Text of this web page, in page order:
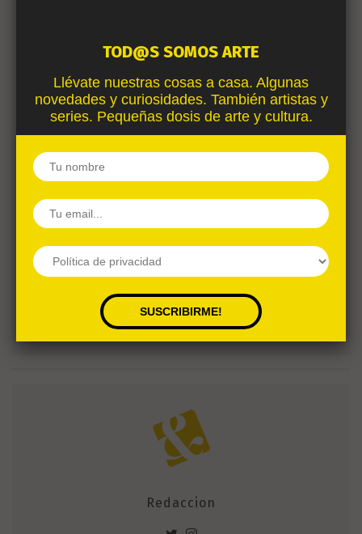
Previous
CRISIS IN SIX SCENES
, Woody Allen se estrena en televisión
Tarifa plana de 80.000 cómics en internet
Redaccion
TOD@S SOMOS ARTE
Llévate nuestras cosas a casa. Algunas
novedades y curiosidades. También artistas y
series. Pequeñas dosis de arte y cultura.